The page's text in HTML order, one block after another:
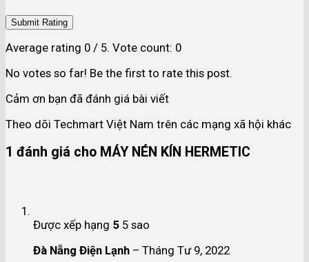
Submit Rating
Average rating 0 / 5. Vote count: 0
No votes so far! Be the first to rate this post.
Cảm ơn bạn đã đánh giá bài viết
Theo dõi Techmart Việt Nam trên các mạng xã hội khác
1 đánh giá cho MÁY NÉN KÍN HERMETIC
Được xếp hạng 5 5 sao
Đà Nẵng Điện Lạnh – Tháng Tư 9, 2022